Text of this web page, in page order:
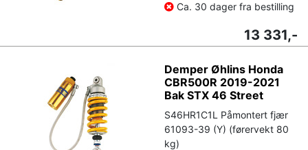
Ca. 30 dager fra bestilling
13 331,-
Demper Øhlins Honda
CBR500R 2019-2021
Bak STX 46 Street
S46HR1C1L Påmontert fjær
61093-39 (Y) (førervekt 80
kg)